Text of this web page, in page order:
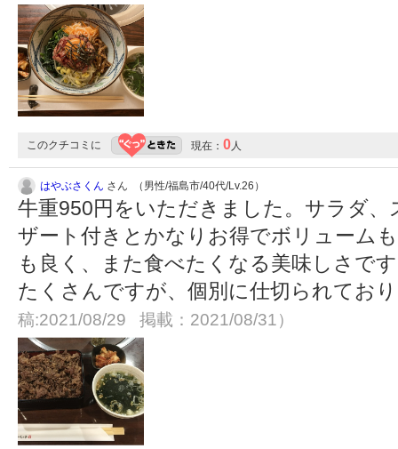
このクチコミに 現在： 0人
はやぶさくん さん （男性/福島市/40代/Lv.26）
牛重950円をいただきました。サラダ
ザート付きとかなりお得でボリューム
も良く、また食べたくなる美味しさで
たくさんですが、個別に仕切られてお
稿:2021/08/29 掲載：2021/08/31）